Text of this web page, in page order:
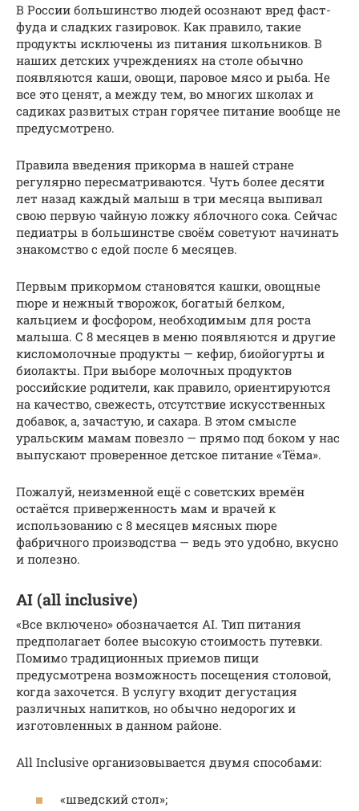
В России большинство людей осознают вред фаст-
фуда и сладких газировок. Как правило, такие
продукты исключены из питания школьников. В
наших детских учреждениях на столе обычно
появляются каши, овощи, паровое мясо и рыба. Не
все это ценят, а между тем, во многих школах и
садиках развитых стран горячее питание вообще не
предусмотрено.
Правила введения прикорма в нашей стране
регулярно пересматриваются. Чуть более десяти
лет назад каждый малыш в три месяца выпивал
свою первую чайную ложку яблочного сока. Сейчас
педиатры в большинстве своём советуют начинать
знакомство с едой после 6 месяцев.
Первым прикормом становятся кашки, овощные
пюре и нежный творожок, богатый белком,
кальцием и фосфором, необходимым для роста
малыша. С 8 месяцев в меню появляются и другие
кисломолочные продукты — кефир, биойогурты и
биолакты. При выборе молочных продуктов
российские родители, как правило, ориентируются
на качество, свежесть, отсутствие искусственных
добавок, а, зачастую, и сахара. В этом смысле
уральским мамам повезло — прямо под боком у нас
выпускают проверенное детское питание «Тёма».
Пожалуй, неизменной ещё с советских времён
остаётся приверженность мам и врачей к
использованию с 8 месяцев мясных пюре
фабричного производства — ведь это удобно, вкусно
и полезно.
AI (all inclusive)
«Все включено» обозначается AI. Тип питания
предполагает более высокую стоимость путевки.
Помимо традиционных приемов пищи
предусмотрена возможность посещения столовой,
когда захочется. В услугу входит дегустация
различных напитков, но обычно недорогих и
изготовленных в данном районе.
All Inclusive организовывается двумя способами:
«шведский стол»;